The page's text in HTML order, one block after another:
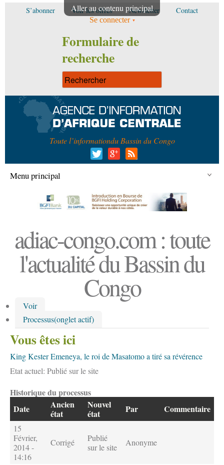
Aller au contenu principal
S’abonner Voir les offres Newsletter Contact
Se connecter
Formulaire de
recherche
Toute l’informationdu Bassin du Congo
Menu principal
adiac-congo.com : toute
l'actualité du Bassin du
Congo
Voir
Processus(onglet actif)
Vous êtes ici
King Kester Emeneya, le roi de Masatomo a tiré sa révérence
Etat actuel: Publié sur le site
Historique du processus
Date
Ancien
état
Nouvel
état
Par Commentaire
15
Février,
2014 -
14:16
Corrigé
Publié
sur le site
Anonyme